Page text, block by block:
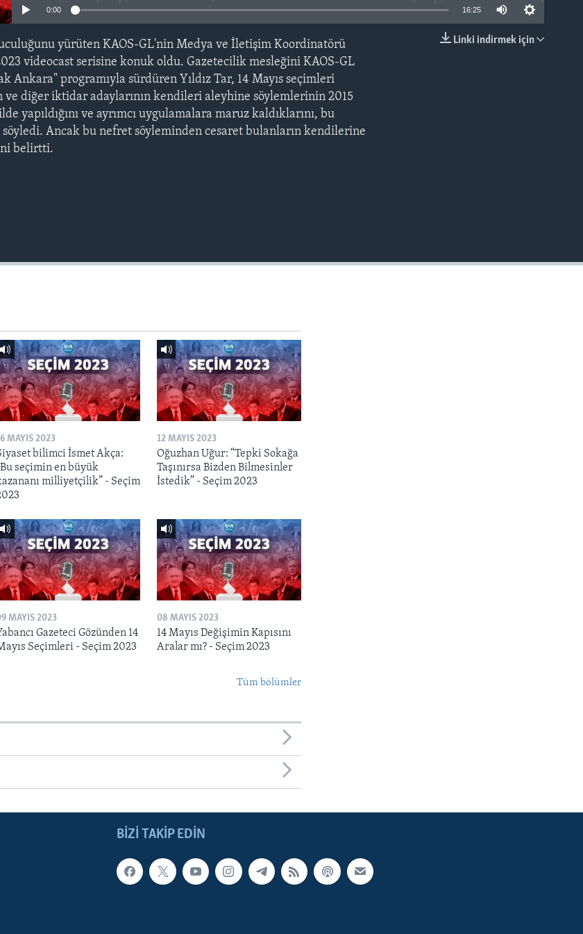
0:00 16:25
Linki indirmek için
yürüten KAOS-GL'nin Medya ve İletişim Koordinatörü
videocast serisine konuk oldu. Gazetecilik mesleğini KAOS-GL
Ankara" programıyla sürdüren Yıldız Tar, 14 Mayıs seçimleri
ve diğer iktidar adaylarının kendileri aleyhine söylemlerinin 2015
yapıldığını ve ayrımcı uygulamalara maruz kaldıklarını, bu
söyledi. Ancak bu nefret söyleminden cesaret bulanların kendilerine
belirtti.
MAYIS 2023
bilimci İsmet Akça:
seçimin en büyük
milliyetçilik” - Seçim
12 MAYIS 2023
Oğuzhan Uğur: “Tepki Sokağa
Taşınırsa Bizden Bilmesinler
İstedik” - Seçim 2023
MAYIS 2023
Gazeteci Gözünden 14
Seçimleri - Seçim 2023
08 MAYIS 2023
14 Mayıs Değişimin Kapısını
Aralar mı? - Seçim 2023
Tüm bölümler
BIZI TAKIP EDIN